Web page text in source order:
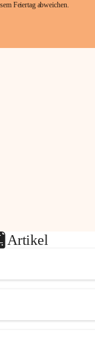
Feiertag abweichen.
Artikel